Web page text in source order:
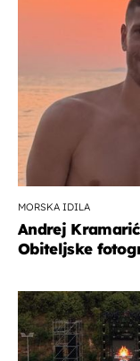
MORSKA IDILA
Andrej
Obiteljske